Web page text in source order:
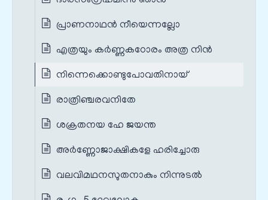
പ്രാണനാഥൻ നീയെന്നല്ലോ
എത്രയും കർണ്ണകഠോരം അത്ര നിൻ
നിന്നെക്കൊണ്ടുപോവതിനായ്
രാത്രിഞ്ചരവനിതേ
ശക്രതനയ ഹേ ജയന്ത
അർണ്ണോജാക്ഷികളേ ഹരിച്ചോരു
വലവിമഥനസുതനാകും നിന്നുടൽ